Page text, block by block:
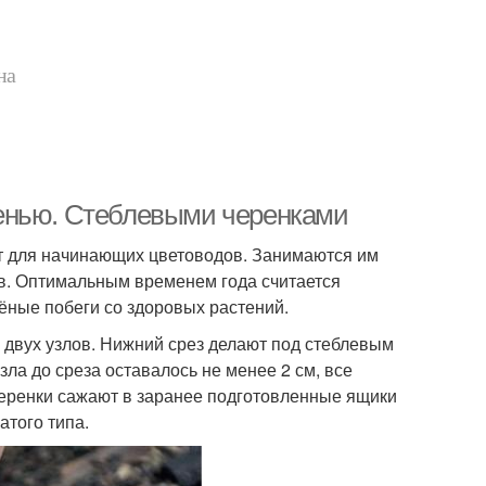
Стеблевыми черенками
начинающих цветоводов. Занимаются им
Оптимальным временем года считается
побеги со здоровых растений.
узлов. Нижний срез делают под стеблевым
до среза оставалось не менее 2 см, все
сажают в заранее подготовленные ящики
типа.